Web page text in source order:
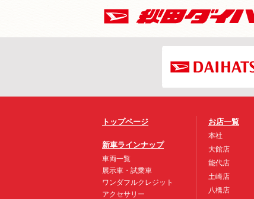
トップページ
新車ラインナップ
車両一覧
展示車・試乗車
ワンダフルクレジット
アクセサリー
お店一覧
本社
大館店
能代店
土崎店
八橋店